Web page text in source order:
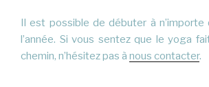
Il est possible de débuter à n’importe
l’année. Si vous sentez que le yoga
chemin, n’hésitez pas à nous contacter.